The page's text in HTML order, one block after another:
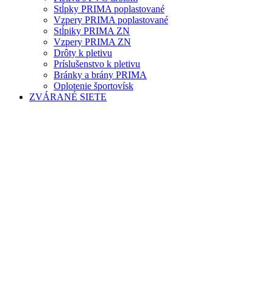
Stĺpky PRIMA poplastované
Vzpery PRIMA poplastované
Stĺpiky PRIMA ZN
Vzpery PRIMA ZN
Drôty k pletivu
Príslušenstvo k pletivu
Bránky a brány PRIMA
Oplotenie športovísk
ZVÁRANÉ SIETE